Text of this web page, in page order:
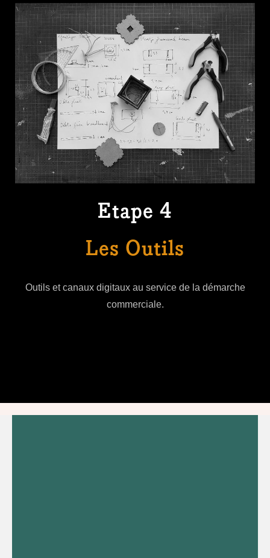
Etape 4
Les Outils
Outils et canaux digitaux au service de la démarche
commerciale.